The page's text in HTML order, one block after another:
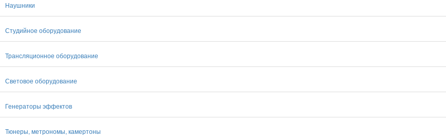
Наушники
Студийное оборудование
Трансляционное оборудование
Световое оборудование
Генераторы эффектов
Тюнеры, метрономы, камертоны